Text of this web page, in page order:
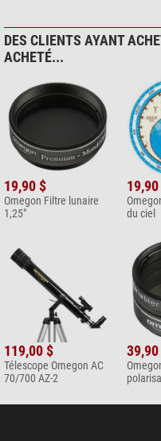
DES CLIENTS AYANT
ACHETÉ...
19,90 $
Omegon Filtre lunaire
1,25"
du ciel
119,00 $
Télescope Omegon AC
70/700 AZ-2
39,90